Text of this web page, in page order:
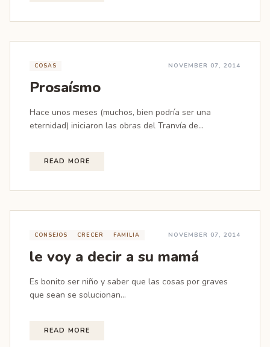
COSAS NOVEMBER 07, 2014
Prosaísmo
Hace unos meses (muchos, bien podría ser una
eternidad) iniciaron las obras del Tranvía de...
READ MORE
CONSEJOS CRECER FAMILIA NOVEMBER 07, 2014
le voy a decir a su mamá
Es bonito ser niño y saber que las cosas por graves
que sean se solucionan...
READ MORE